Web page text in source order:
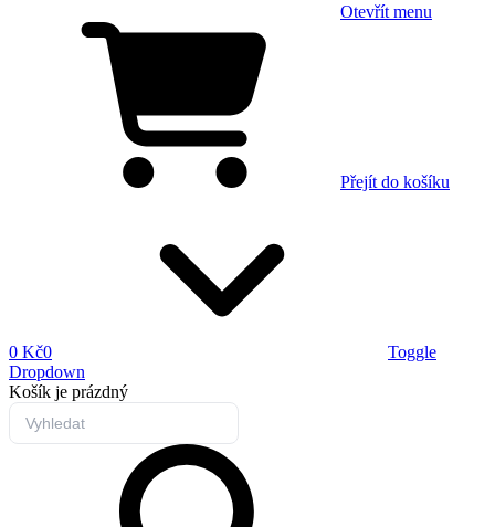
Otevřít menu
Přejít do košíku
0 Kč0
Toggle
Dropdown
Košík je prázdný